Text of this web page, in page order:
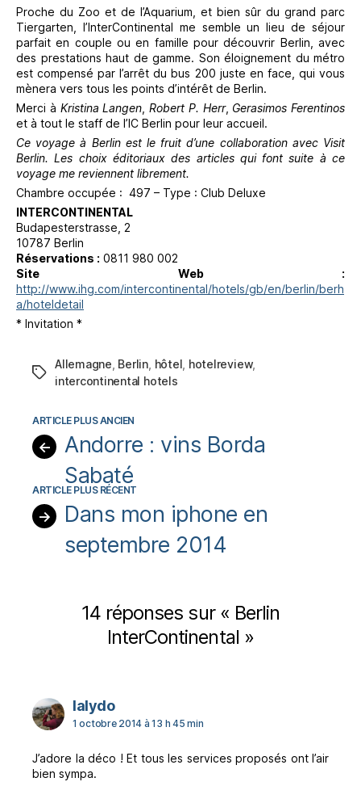
Proche du Zoo et de l’Aquarium, et bien sûr du grand parc
Tiergarten, l’InterContinental me semble un lieu de séjour
parfait en couple ou en famille pour découvrir Berlin, avec
des prestations haut de gamme. Son éloignement du métro
est compensé par l’arrêt du bus 200 juste en face, qui vous
mènera vers tous les points d’intérêt de Berlin.
Merci à Kristina Langen Robert P. Herr, Gerasimos Ferentinos
et à tout le staff de l’IC Berlin pour leur accueil.
Ce voyage à Berlin est le fruit d’une collaboration avec Visit
Berlin. Les choix éditoriaux des articles qui font suite à ce
voyage me reviennent librement.
Chambre occupée : 497 – Type : Club Deluxe
INTERCONTINENTAL
Budapesterstrasse, 2
10787 Berlin
Réservations : 0811 980 002
Site Web :
http://www.ihg.com/intercontinental/hotels/gb/en/berlin/berh
a/hoteldetail
* Invitation *
Étiquettes
Allemagne Berlin hôtel hotelreview,
intercontinental hotels
←
Andorre : vins Borda
Sabaté
→
Dans mon iphone en
septembre 2014
14 réponses sur « Berlin
InterContinental »
lalydodit :
1 octobre 2014 à 13 h 45 min
J’adore la déco ! Et tous les services proposés ont l’air
bien sympa.